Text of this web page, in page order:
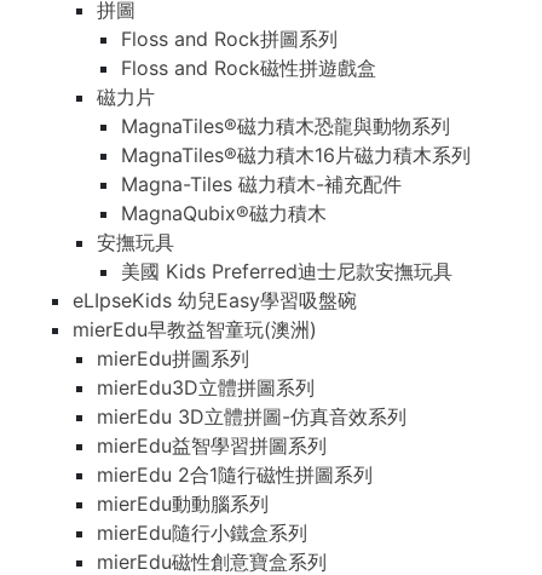
拼圖
Floss and Rock拼圖系列
Floss and Rock磁性拼遊戲盒
磁力片
MagnaTiles®磁力積木恐龍與動物系列
MagnaTiles®磁力積木16片磁力積木系列
Magna-Tiles 磁力積木-補充配件
MagnaQubix®磁力積木
安撫玩具
美國 Kids Preferred迪士尼款安撫玩具
eLIpseKids 幼兒Easy學習吸盤碗
mierEdu早教益智童玩(澳洲)
mierEdu拼圖系列
mierEdu3D立體拼圖系列
mierEdu 3D立體拼圖-仿真音效系列
mierEdu益智學習拼圖系列
mierEdu 2合1隨行磁性拼圖系列
mierEdu動動腦系列
mierEdu隨行小鐵盒系列
mierEdu磁性創意寶盒系列